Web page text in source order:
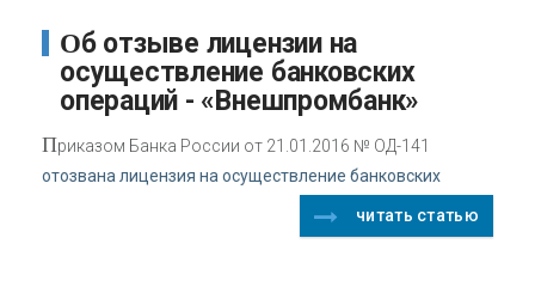
Об отзыве лицензии на
осуществление банковских
операций - «Внешпромбанк»
Приказом Банка России от 21.01.2016 № ОД-141
отозвана лицензия на осуществление банковских
читать статью